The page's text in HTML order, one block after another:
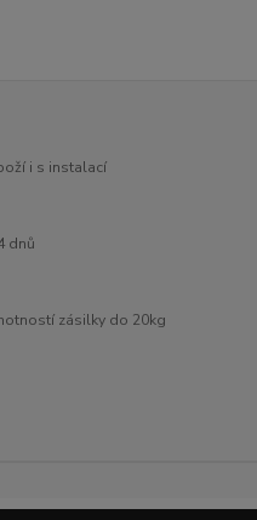
i s instalací
dnů
zásilky do 20kg